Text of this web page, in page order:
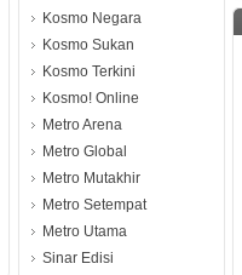
Kosmo Negara
Kosmo Sukan
Kosmo Terkini
Kosmo! Online
Metro Arena
Metro Global
Metro Mutakhir
Metro Setempat
Metro Utama
Sinar Edisi